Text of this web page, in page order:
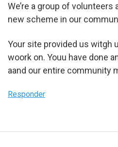
We’re a group of volunteers
new scheme in our
Your site provided us witgh
woork on. Youu have done
aand our entire community
Responder